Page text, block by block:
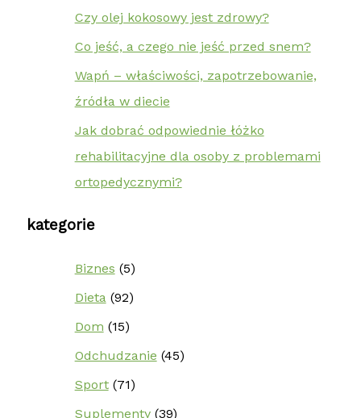
Czy olej kokosowy jest zdrowy?
Co jeść, a czego nie jeść przed snem?
Wapń – właściwości, zapotrzebowanie,
źródła w diecie
Jak dobrać odpowiednie łóżko
rehabilitacyjne dla osoby z problemami
ortopedycznymi?
kategorie
Biznes (5)
Dieta(92)
Dom (15)
Odchudzanie (45)
Sport(71)
Suplementy(39)